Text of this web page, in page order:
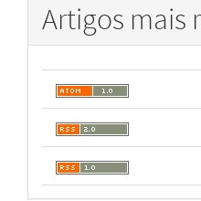
Artigos mais